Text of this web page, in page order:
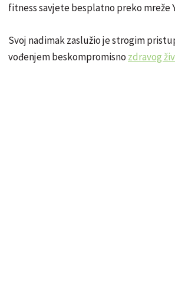
fitness savjete besplatno preko mreže
Svoj nadimak zaslužio je strogim
vođenjem beskompromisno zdravog